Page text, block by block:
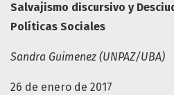
Salvajismo discursivo y
Políticas Sociales
Sandra Guimenez (UNPAZ/UBA)
26 de enero de 2017